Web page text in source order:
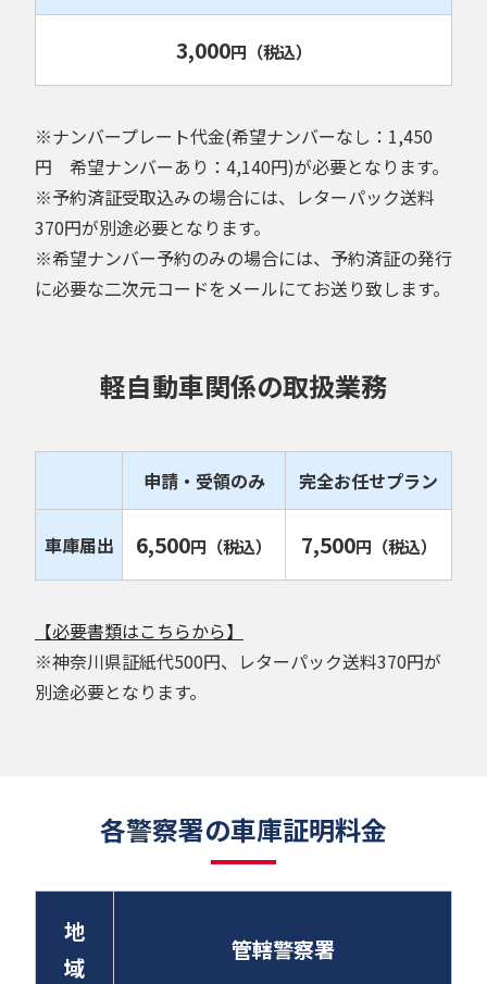
3,000円 （税込）
※ナンバープレート代金(希望ナンバーなし：1,450
円 希望ナンバーあり：4,140円)が必要となります。
※予約済証受取込みの場合には、レターパック送料
370円が別途必要となります。
※希望ナンバー予約のみの場合には、予約済証の発行
に必要な二次元コードをメールにてお送り致します。
軽自動車関係の取扱業務
申請・受領のみ 完全お任せプラン
車庫届出 6,500円 （税込） 7,500円 （税込）
【必要書類はこちらから】
※神奈川県証紙代500円、レターパック送料370円が
別途必要となります。
各警察署の車庫証明料金
地
域
管轄警察署